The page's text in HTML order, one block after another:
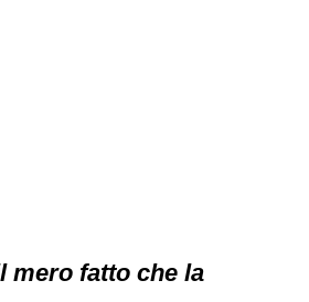
mero fatto che la